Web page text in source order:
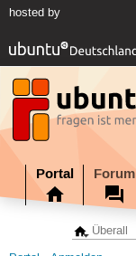
hosted by
Portal Forum